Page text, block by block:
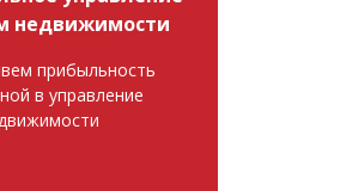
недвижимости
прибыльность
в управление